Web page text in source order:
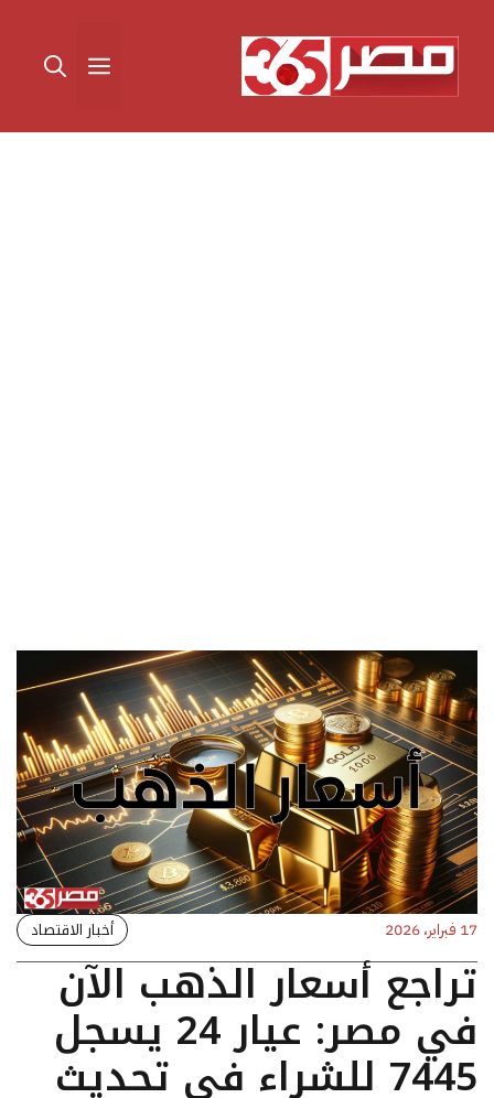
المحتوى القائمة
17 فبراير، 2026 أخبار الاقتصاد
تراجع أسعار الذهب الآن
في مصر: عيار 24 يسجل
7445 للشراء في تحديث